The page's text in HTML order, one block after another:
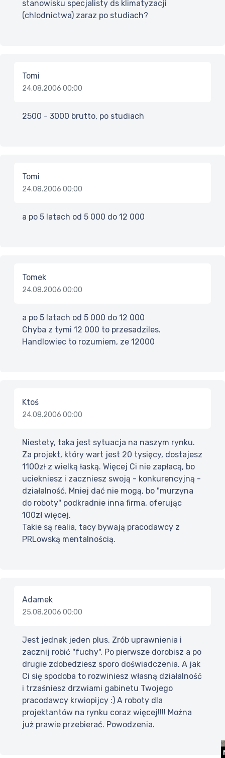
stanowisku specjalisty ds klimatyzacji
(chlodnictwa) zaraz po studiach?
Tomi
24.08.2006 00:00
2500 - 3000 brutto, po studiach
Tomi
24.08.2006 00:00
a po 5 latach od 5 000 do 12 000
Tomek
24.08.2006 00:00
a po 5 latach od 5 000 do 12 000
Chyba z tymi 12 000 to przesadziles.
Handlowiec to rozumiem, ze 12000
Ktoś
24.08.2006 00:00
Niestety, taka jest sytuacja na naszym rynku.
Za projekt, który wart jest 20 tysięcy, dostajesz
1100zł z wielką łaską. Więcej Ci nie zapłacą, bo
uciekniesz i zaczniesz swoją - konkurencyjną -
działalność. Mniej dać nie mogą, bo "murzyna
do roboty" podkradnie inna firma, oferując
100zł więcej.
Takie są realia, tacy bywają pracodawcy z
PRLowską mentalnością.
Adamek
25.08.2006 00:00
Jest jednak jeden plus. Zrób uprawnienia i
zacznij robić "fuchy". Po pierwsze dorobisz a po
drugie zdobedziesz sporo doświadczenia. A jak
Ci się spodoba to rozwiniesz własną działalność
i trzaśniesz drzwiami gabinetu Twojego
pracodawcy krwiopijcy :) A roboty dla
projektantów na rynku coraz więcej!!!! Można
już prawie przebierać. Powodzenia.